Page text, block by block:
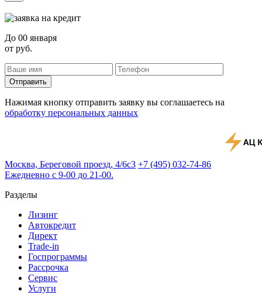
До 00 января
от руб.
Отправить
Нажимая кнопку отправить заявку вы соглашаетесь на
обработку персональных данных
Москва, Береговой проезд, 4/6с3 +7 (495) 032-74-86
Ежедневно с 9-00 до 21-00.
Разделы
Лизинг
Автокредит
Директ
Trade-in
Госпрограммы
Рассрочка
Сервис
Услуги